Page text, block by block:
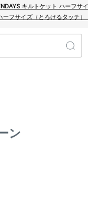
キルトケット ハーフサ
ーフサイズ（とろけるタッチ
ン